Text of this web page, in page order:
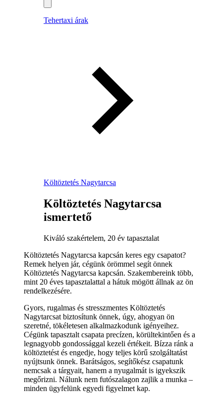
Tehertaxi árak
Költöztetés Nagytarcsa
Költöztetés Nagytarcsa
ismertető
Kiváló szakértelem, 20 év tapasztalat
Költöztetés Nagytarcsa kapcsán keres egy csapatot?
Remek helyen jár, cégünk örömmel segít önnek
Költöztetés Nagytarcsa kapcsán. Szakembereink több,
mint 20 éves tapasztalattal a hátuk mögött állnak az ön
rendelkezésére.
Gyors, rugalmas és stresszmentes Költöztetés
Nagytarcsat biztosítunk önnek, úgy, ahogyan ön
szeretné, tökéletesen alkalmazkodunk igényeihez.
Cégünk tapasztalt csapata precízen, körültekintően és a
legnagyobb gondossággal kezeli értékeit. Bízza ránk a
költöztetést és engedje, hogy teljes körű szolgáltatást
nyújtsunk önnek. Barátságos, segítőkész csapatunk
nemcsak a tárgyait, hanem a nyugalmát is igyekszik
megőrizni. Nálunk nem futószalagon zajlik a munka –
minden ügyfelünk egyedi figyelmet kap.